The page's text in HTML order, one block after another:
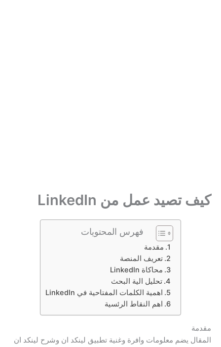
كيف تصيد عمل من LinkedIn
فهرس المحتويات
مقدمة
تعريف المنصة
محاكاة LinkedIn
تحليل الية البحث
اهمية الكلمات المفتاحية في LinkedIn
اهم النقاط الرئسية
مقدمة
المقال يضم معلومات وافرة وغنية تطبيق لينكد ان وشرح لينكد ان